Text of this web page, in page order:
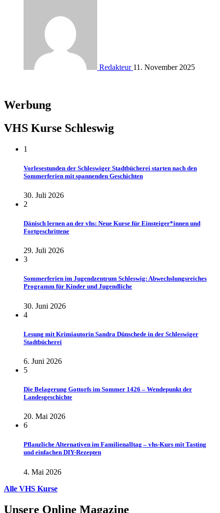
Redakteur 11. November 2025
Werbung
VHS Kurse Schleswig
1
Vorlesestunden der Schleswiger Stadtbücherei starten nach den
Sommerferien mit spannenden Geschichten
30. Juli 2026
2
Dänisch lernen an der vhs: Neue Kurse für Einsteiger*innen und
Fortgeschrittene
29. Juli 2026
3
Sommerferien im Jugendzentrum Schleswig: Abwechslungsreiches
Programm für Kinder und Jugendliche
30. Juni 2026
4
Lesung mit Krimiautorin Sandra Dünschede in der Schleswiger
Stadtbücherei
6. Juni 2026
5
Die Belagerung Gottorfs im Sommer 1426 – Wendepunkt der
Landesgeschichte
20. Mai 2026
6
Pflanzliche Alternativen im Familienalltag – vhs-Kurs mit Tasting
und einfachen DIY-Rezepten
4. Mai 2026
Alle VHS Kurse
Unsere Online Magazine